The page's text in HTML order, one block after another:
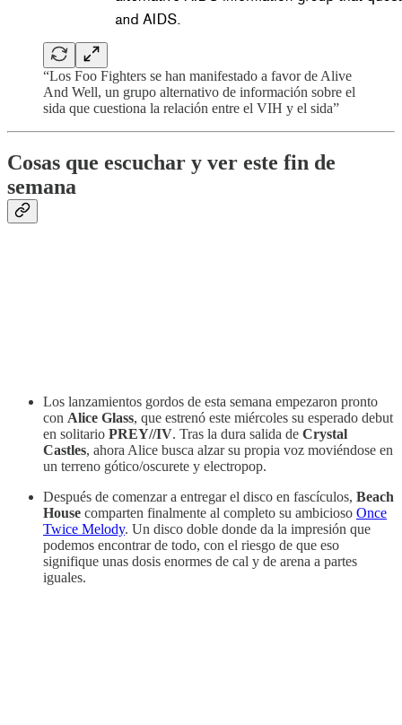
“Los Foo Fighters se han manifestado a favor de Alive
And Well, un grupo alternativo de información sobre el
sida que cuestiona la relación entre el VIH y el sida”
Cosas que escuchar y ver este fin de
semana
Los lanzamientos gordos de esta semana empezaron pronto
con Alice Glass, que estrenó este miércoles su esperado debut
en solitario PREY//IV. Tras la dura salida de Crystal
Castles, ahora Alice busca alzar su propia voz moviéndose en
un terreno gótico/oscurete y electropop.
Después de comenzar a entregar el disco en fascículos, Beach
House comparten finalmente al completo su ambicioso Once
Twice Melody. Un disco doble donde da la impresión que
podemos encontrar de todo, con el riesgo de que eso
signifique unas dosis enormes de cal y de arena a partes
iguales.